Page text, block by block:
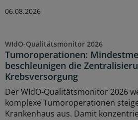
06.08.2026
WIdO-Qualitätsmonitor 2026
Tumoroperationen:
beschleunigen die
Krebsversorgung
Der WIdO-Qualitätsmonitor 2026
komplexe Tumoroperationen
Krankenhaus aus. Damit